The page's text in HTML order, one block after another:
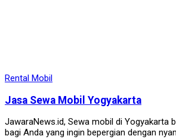
Rental Mobil
Jasa Sewa Mobil Yogyakarta
JawaraNews.id, Sewa mobil di Yogyakarta
bagi Anda yang ingin bepergian dengan